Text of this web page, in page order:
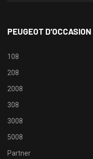
PEUGEOT D’OCCASION
108
208
2008
308
3008
5008
Partner